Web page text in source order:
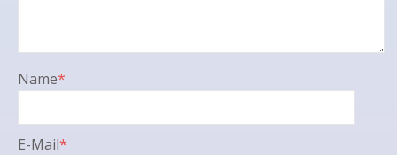
Name*
E-Mail*